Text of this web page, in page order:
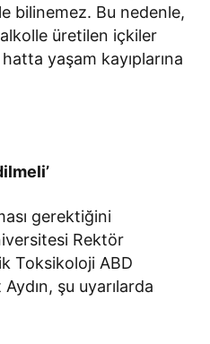
bilinemez. Bu nedenle,
üretilen içkiler
yaşam kayıplarına
gerektiğini
Rektör
Toksikoloji ABD
şu uyarılarda